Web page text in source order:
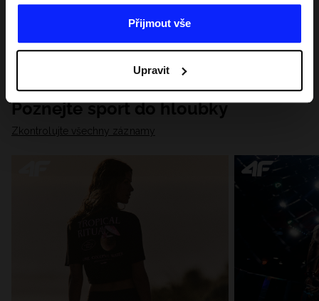
Přijmout vše
Upravit
Poznejte sport do hloubky
Zkontrolujte všechny záznamy